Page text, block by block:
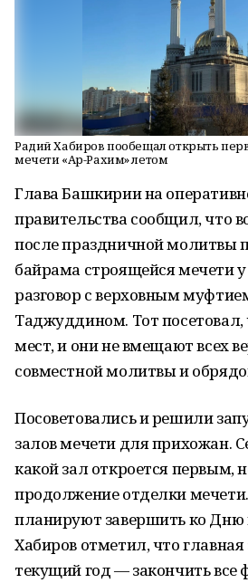
Радий Хабиров пообещал открыть
мечети «Ар-Рахим» летом
Глава Башкирии на
правительства сообщил, что
после праздничной молитвы
байрама строящейся мечети у
разговор с верховным
Таджуддином. Тот посетовал,
мест, и они не вмещают всех
совместной молитвы и
Посоветовались и решили
залов мечети для прихожан.
какой зал откроется первым,
продолжение отделки мечети.
планируют завершить ко Дню
Хабиров отметил, что главная
текущий год — закончить все